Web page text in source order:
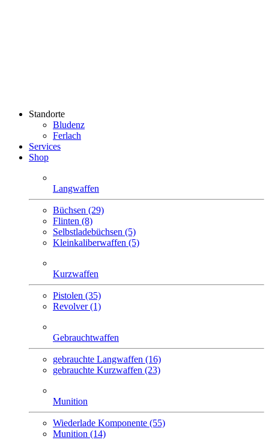
Standorte
Bludenz
Ferlach
Services
Shop
Langwaffen
Büchsen (29)
Flinten (8)
Selbstlade­büchsen (5)
Klein­kaliber­waffen (5)
Kurzwaffen
Pistolen (35)
Revolver (1)
Gebrauchtwaffen
gebrauchte Langwaffen (16)
gebrauchte Kurzwaffen (23)
Munition
Wiederlade Komponente (55)
Munition (14)